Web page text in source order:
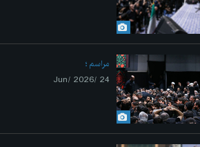
مراسم
24 /Jun/ 2026